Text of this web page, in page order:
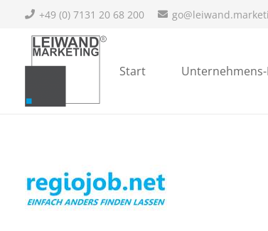
+49 (0) 7131 20 68 200
Start